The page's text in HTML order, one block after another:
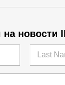
новости